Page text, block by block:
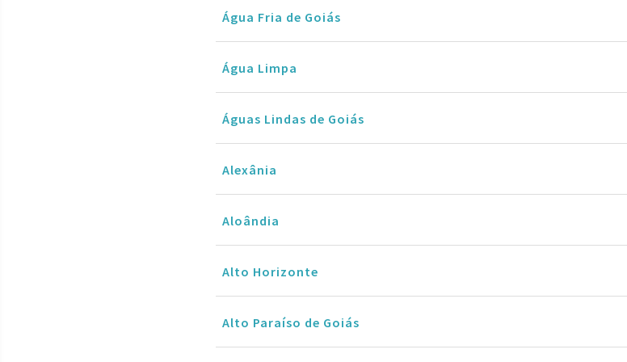
Água Fria de Goiás
Água Limpa
Águas Lindas de Goiás
Alexânia
Aloândia
Alto Horizonte
Alto Paraíso de Goiás